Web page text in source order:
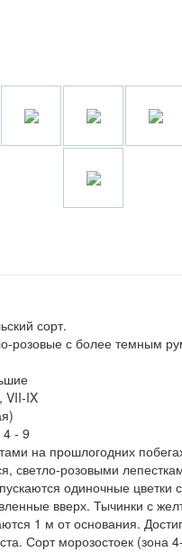
сорт.
розовые с более темным
VII-IX
4 - 9
на прошлогодних
светло-розовыми
одиночные
вверх. Тычинки с
1 м от основания.
Сорт морозостоек (зона